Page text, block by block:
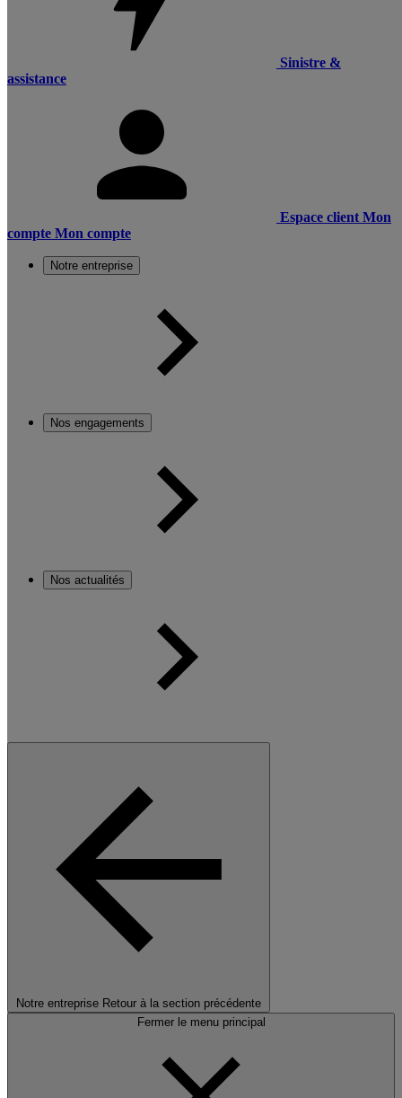
Sinistre &
assistance
Espace client Mon
compte Mon compte
Notre entreprise
Nos engagements
Nos actualités
Notre entreprise Retour à la section précédente
Fermer le menu principal